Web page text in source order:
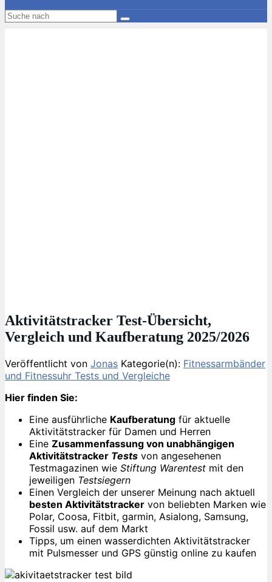
Aktivitätstracker Test-Übersicht,
Vergleich und Kaufberatung 2025/2026
Veröffentlicht von Jonas Kategorie(n): Fitnessarmbänder
und Fitnessuhr Tests und Vergleiche
Hier finden Sie:
Eine ausführliche Kaufberatung für aktuelle
Aktivitätstracker für Damen und Herren
Eine Zusammenfassung von unabhängigen
Aktivitätstracker Tests von angesehenen
Testmagazinen wie Stiftung Warentest mit den
jeweiligen Testsiegern
Einen Vergleich der unserer Meinung nach aktuell
besten Aktivitätstracker von beliebten Marken wie
Polar, Coosa, Fitbit, garmin, Asialong, Samsung,
Fossil usw. auf dem Markt
Tipps, um einen wasserdichten Aktivitätstracker
mit Pulsmesser und GPS günstig online zu kaufen